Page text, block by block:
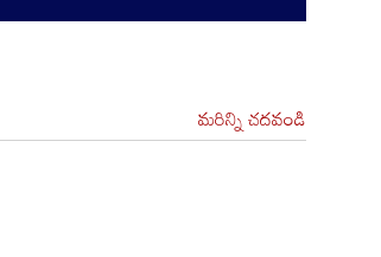
మరిన్ని చదవండి